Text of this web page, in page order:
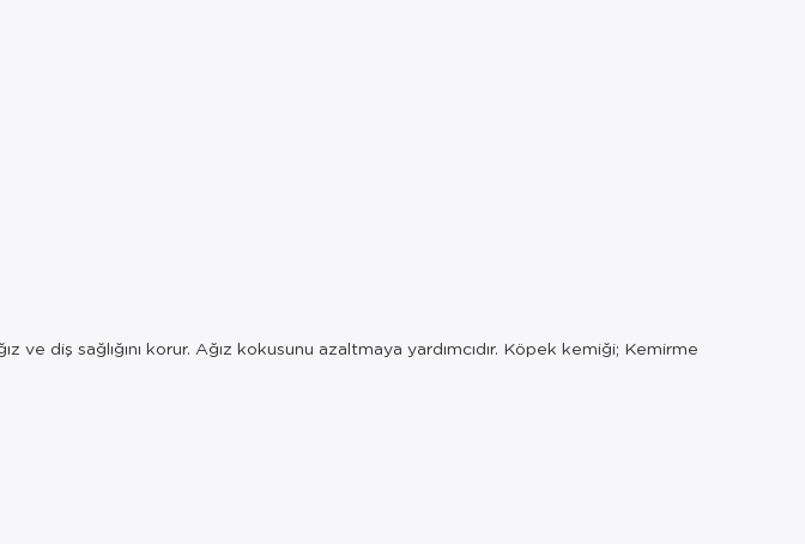
diş sağlığını korur. Ağız kokusunu azaltmaya yardımcıdır. Köpek kemiği; Kemirme